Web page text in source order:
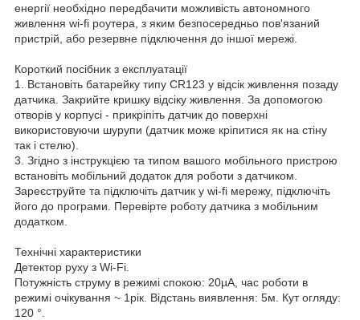
енергії необхідно передбачити можливість автономного
живлення wi-fi роутера, з яким безпосередньо пов'язаний
пристрій, або резервне підключення до іншої мережі.
Короткий посібник з експлуатації
1. Встановіть батарейку типу СR123 у відсік живлення позаду
датчика. Закрийте кришку відсіку живлення. За допомогою
отворів у корпусі - прикріпіть датчик до поверхні
використовуючи шурупи (датчик може кріпитися як на стіну
так і стелю).
3. Згідно з інструкцією та типом вашого мобільного пристрою
встановіть мобільний додаток для роботи з датчиком.
Зареєструйте та підключіть датчик у wi-fi мережу, підключіть
його до програми. Перевірте роботу датчика з мобільним
додатком.
Технічні характеристики
Детектор руху з Wi-Fi.
Потужність струму в режимі спокою: 20µA, час роботи в
режимі очікування ~ 1рік. Відстань виявлення: 5м. Кут огляду:
120 °.